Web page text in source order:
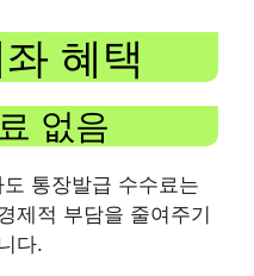
혜택
없음
통장발급 수수료는
제적 부담을 줄여주기
다.